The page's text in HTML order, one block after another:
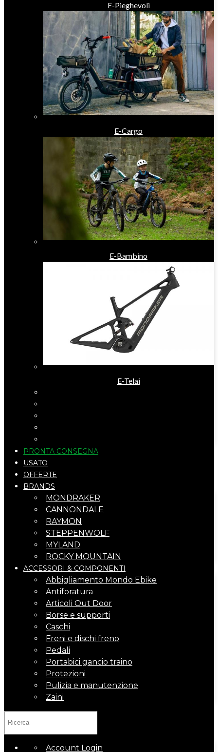
E-Pieghevoli
E-Cargo
E-Bambino
E-Telai
PRONTA CONSEGNA
USATO
OFFERTE
BRANDS
MONDRAKER
CANNONDALE
RAYMON
STEPPENWOLF
MYLAND
ROCKY MOUNTAIN
ACCESSORI & COMPONENTI
Abbigliamento Mondo Ebike
Antiforatura
Articoli Out Door
Borse e supporti
Caschi
Freni e dischi freno
Pedali
Portabici gancio traino
Protezioni
Pulizia e manutenzione
Zaini
Account Login